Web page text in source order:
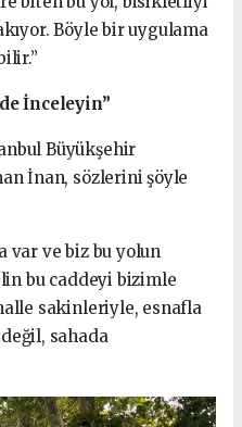
Böyle bir uygulama
İnceleyin”
Büyükşehir
İnan, sözlerini şöyle
var ve biz bu yolun
bu caddeyi bizimle
sakinleriyle, esnafla
sahada